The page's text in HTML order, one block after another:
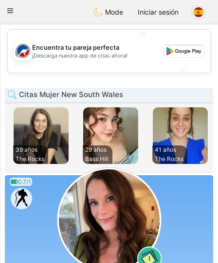
Australia Chat
Toggle
Mode Iniciar sesión
💕
Encuentra tu pareja perfecta
¡Descarga nuestra app de citas ahora!
Citas Mujer New South Wales
39 años
The Rocks
29 años
Bass Hill
41 años
The Rocks
0.7/1
1